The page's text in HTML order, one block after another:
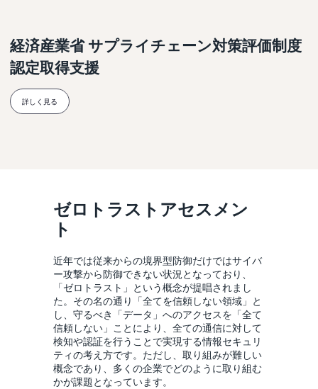
経済産業省 サプライチェーン対策評価制度
認定取得支援
詳しく見る
ゼロトラストアセスメン
ト
近年では従来からの境界型防御だけではサイバ
ー攻撃から防御できない状況となっており、
「ゼロトラスト」という概念が提唱されまし
た。​その名の通り「全てを信頼しない領域」と
し、守るべき「データ」へのアクセスを「全て
信頼しない」ことにより、全ての通信に対して
検知や認証を行うことで実現する情報セキュリ
ティの考え方です。ただし、取り組みが難しい
概念であり、多くの企業でどのように取り組む
かが課題となっています。